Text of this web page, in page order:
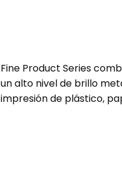
Fine Product Series
un alto nivel de brillo
impresión de plástico,